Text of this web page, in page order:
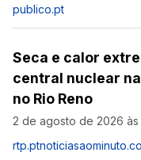
publico.pt
Seca e calor
central nuclear
no Rio Reno
2 de agosto de 2026 às
rtp.pt